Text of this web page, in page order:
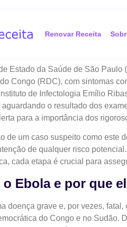
Renovar Receita
Estado da Saúde de São
Congo (RDC), com sintomas
de Infectologia Emílio
o resultado dos
para a importância dos
de um caso suspeito como este
de qualquer risco
cada etapa é crucial para
o Ebola e por que
doença grave e, por vezes,
do Congo e no Sudão.